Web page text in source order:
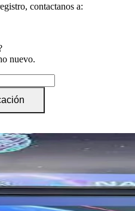
contactanos a:
nuevo.
verificación